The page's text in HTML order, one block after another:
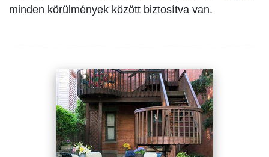
minden körülmények között biztosítva van.